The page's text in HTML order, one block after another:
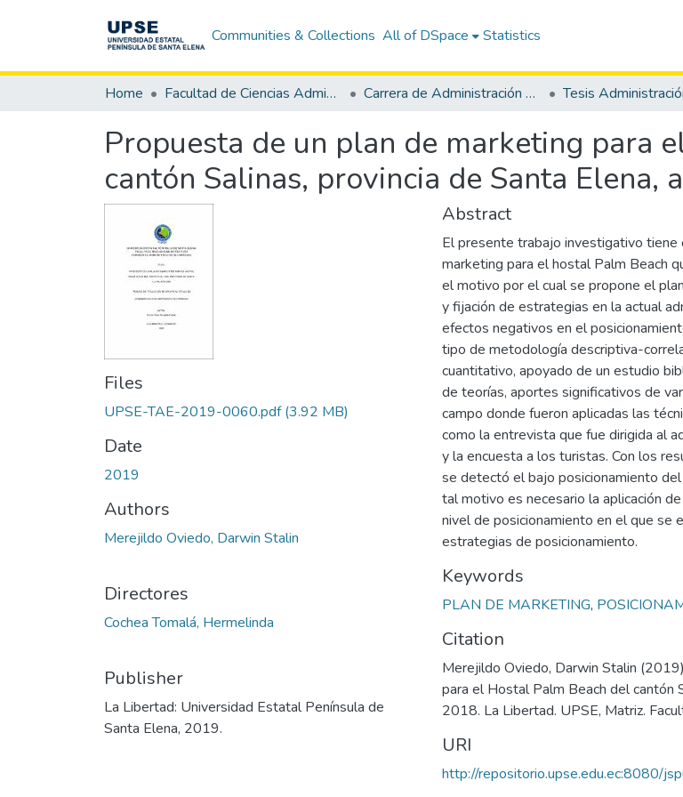
Communities & Collections All of DSpace Statistics
Home Facultad de Ciencias Administrativas Carrera de Administración de Empresas
Propuesta de un plan de marketing para
cantón Salinas, provincia de Santa Elena,
Files
UPSE-TAE-2019-0060.pdf(3.92 MB)
Date
2019
Authors
Merejildo Oviedo, Darwin Stalin
Directores
Cochea Tomalá, Hermelinda
Publisher
La Libertad: Universidad Estatal Península de
Santa Elena, 2019.
Abstract
El presente trabajo investigativo
marketing para el hostal Palm Beach
el motivo por el cual se propone el
y fijación de estrategias en la actual
efectos negativos en el
tipo de metodología descriptiva-
cuantitativo, apoyado de un estudio
de teorías, aportes significativos de
campo donde fueron aplicadas las
como la entrevista que fue dirigida al
y la encuesta a los turistas. Con los
se detectó el bajo posicionamiento
tal motivo es necesario la aplicación
nivel de posicionamiento en el que se
estrategias de posicionamiento.
Keywords
PLAN DE MARKETING,
Citation
Merejildo Oviedo, Darwin Stalin
para el Hostal Palm Beach del cantón
2018. La Libertad. UPSE, Matriz.
URI
http://repositorio.upse.edu.ec:8080/